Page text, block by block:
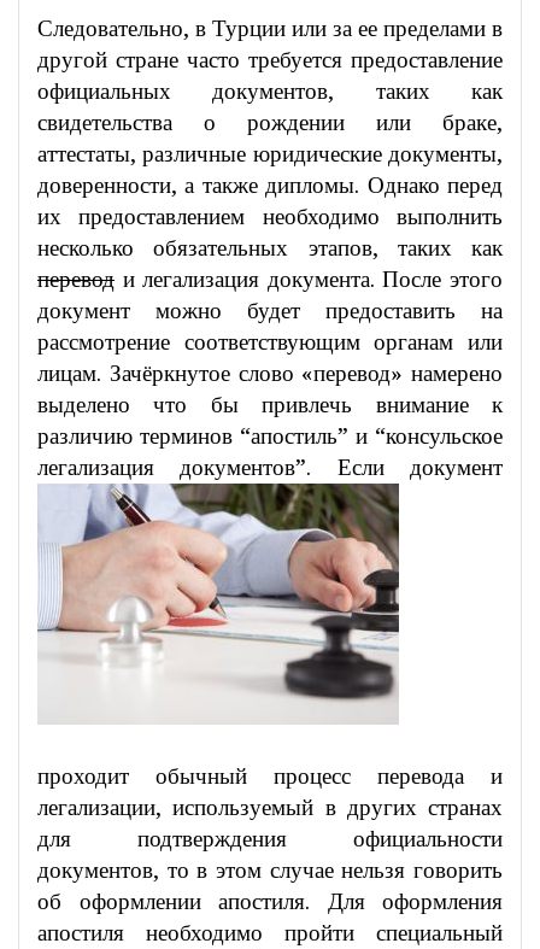
Следовательно, в Турции или за ее пределами в
другой стране часто требуется предоставление
официальных документов, таких как
свидетельства о рождении или браке,
аттестаты, различные юридические документы,
доверенности, а также дипломы. Однако перед
их предоставлением необходимо выполнить
несколько обязательных этапов, таких как
перевод и легализация документа. После этого
документ можно будет предоставить на
рассмотрение соответствующим органам или
лицам. Зачёркнутое слово «перевод» намерено
выделено что бы привлечь внимание к
различию терминов “апостиль” и “консульское
легализация документов”. Если документ
проходит обычный процесс перевода и
легализации, используемый в других странах
для подтверждения официальности
документов, то в этом случае нельзя говорить
об оформлении апостиля. Для оформления
апостиля необходимо пройти специальный